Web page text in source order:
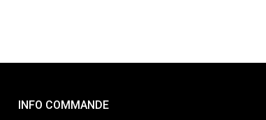
INFO COMMANDE